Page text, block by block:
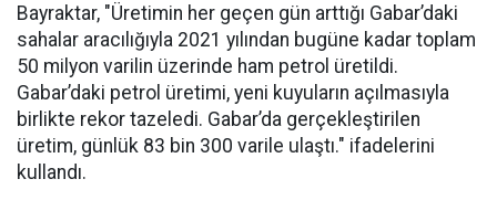
Bayraktar, "Üretimin her geçen gün arttığı Gabar’daki
sahalar aracılığıyla 2021 yılından bugüne kadar toplam
50 milyon varilin üzerinde ham petrol üretildi.
Gabar’daki petrol üretimi, yeni kuyuların açılmasıyla
birlikte rekor tazeledi. Gabar’da gerçekleştirilen
üretim, günlük 83 bin 300 varile ulaştı." ifadelerini
kullandı.